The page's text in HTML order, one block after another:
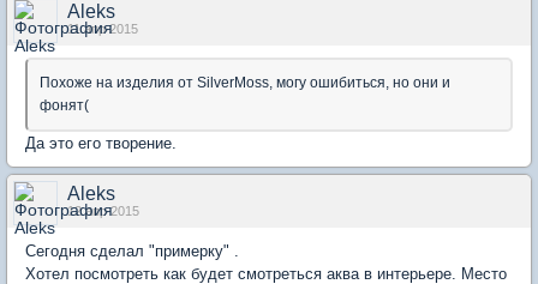
Aleks
11 апр 2015
Похоже на изделия от SilverMoss, могу ошибиться, но они и
фонят(
Да это его творение.
Aleks
12 апр 2015
Сегодня сделал "примерку" .
Хотел посмотреть как будет смотреться аква в интерьере. Место